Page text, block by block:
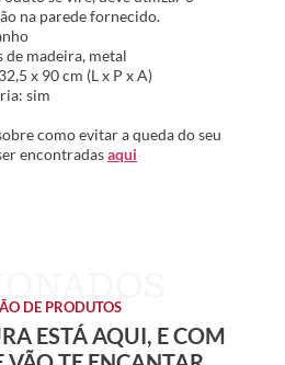
na parede fornecido.
madeira, metal
x 90 cm (L x P x A)
sim
como evitar a queda do seu
encontradasaqui
DE PRODUTOS
ESTÁ AQUI, E COM